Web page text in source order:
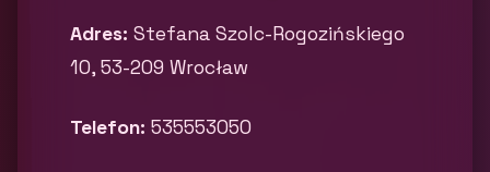
Adres: Stefana Szolc-Rogozińskiego
10, 53-209 Wrocław
Telefon: 535553050